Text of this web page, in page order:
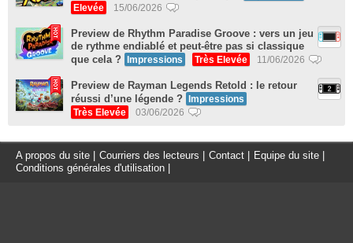
Elevée
15/06/2026
Preview de Rhythm Paradise Groove : vers un jeu
de rythme endiablé et peut-être pas si classique
que cela ?
Impressions Très Elevée 11/06/2026
Preview de Rayman Legends Retold : le retour
réussi d’une légende ?
Impressions
Très Elevée
03/06/2026
A propos du site Courriers des lecteurs Contact Equipe du site
Conditions générales d'utilisation